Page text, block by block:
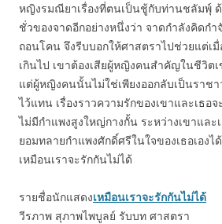
หญิงรมณียาเรื่องที่ตนเป็นชู้กับท่านชลัมพุ์
ชั่วของจาดอีกอย่างหนึ่งว่า จาดกำลังคิดกำ
ถอนโคน จึงรีบบอกให้ศาสตราไปช่วยแต่เ
เกินไป เขาต้องเสียผู้หญิงคนสำคัญในชีวิต
แต่ผู้หญิงคนนั้นไม่ใช่เพียงออกลับเป็นราช
ไว้แทน เรื่องราวความรักของเขาและเธอจ
ไม่มีกำแพงสูงใหญ่กางกั้น ระหว่างเขาและ
ยอมทลายกำแพงศักดิ์ศรีในใจของเธอเอง
เหมือนเราจะรักกันไม่ได้
รายชื่อนักแสดงเหมือนเราจะรักกันไม่ได้
วีรภาพ สุภาพไพบูลย์ รับบท ศาสตรา